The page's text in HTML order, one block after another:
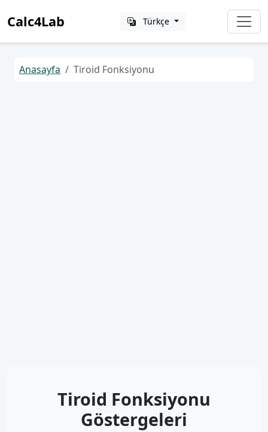
Calc4Lab Türkçe
Anasayfa Tiroid Fonksiyonu
Tiroid Fonksiyonu
Göstergeleri